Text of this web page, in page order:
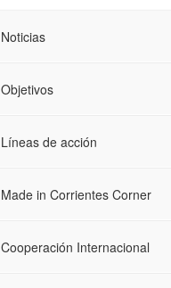
Noticias
Objetivos
Líneas de acción
Made in Corrientes Corner
Cooperación Internacional